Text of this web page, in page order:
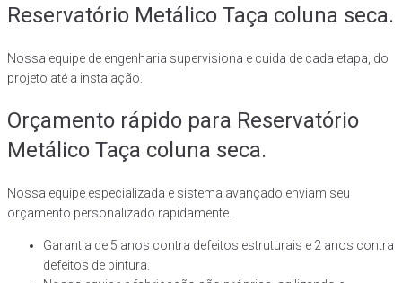
Reservatório Metálico Taça coluna seca.
Nossa equipe de engenharia supervisiona e cuida de cada etapa, do
projeto até a instalação.
Orçamento rápido para Reservatório
Metálico Taça coluna seca.
Nossa equipe especializada e sistema avançado enviam seu
orçamento personalizado rapidamente.
Garantia de 5 anos contra defeitos estruturais e 2 anos contra
defeitos de pintura.